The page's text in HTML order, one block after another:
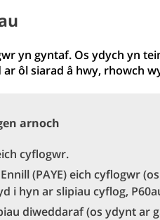
yn gyntaf. Os ydych yn
ôl siarad â hwy, rhowch
arnoch
cyflogwr.
(PAYE) eich cyflogwr
i hyn ar slipiau cyflog,
diweddaraf (os ydynt ar